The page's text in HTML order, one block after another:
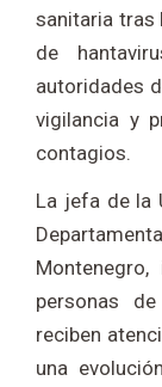
sanitaria tras
de
autoridades
vigilancia y
contagios.
La jefa de la
personas
reciben
una